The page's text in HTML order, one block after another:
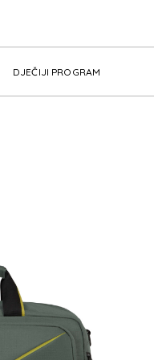
DJEČIJI PROGRAM